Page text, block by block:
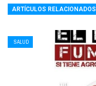
ARTÍCULOS RELACIONADOS
SALUD